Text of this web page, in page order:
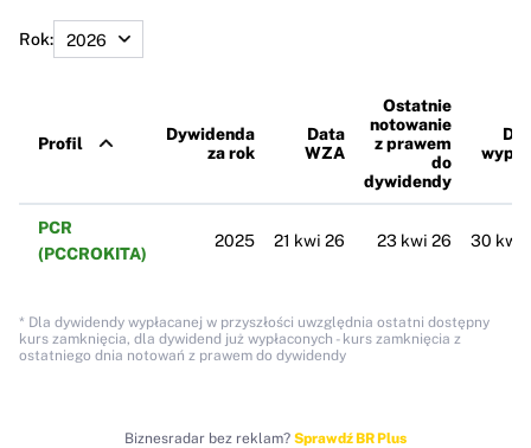
Rok:
Profil
Dywidenda
za rok
Data
WZA
Ostatnie
notowanie
z prawem
do
dywidendy
PCR
(PCCROKITA)
2025 21 kwi 26 23 kwi 26 30 kwi
* Dla dywidendy wypłacanej w przyszłości uwzględnia ostatni dostępny
kurs zamknięcia, dla dywidend już wypłaconych - kurs zamknięcia z
ostatniego dnia notowań z prawem do dywidendy
Biznesradar bez reklam? Sprawdź BR Plus